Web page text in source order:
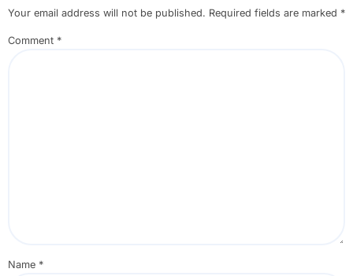
Your email address will not be published. Required fields are marked *
Comment *
Name *